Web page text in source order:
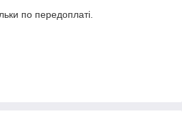
по передоплаті.